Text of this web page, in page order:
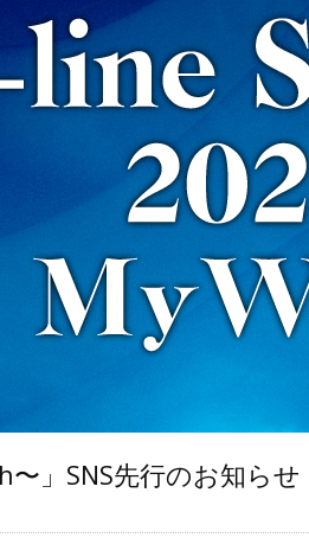
」SNS先行のお知らせ